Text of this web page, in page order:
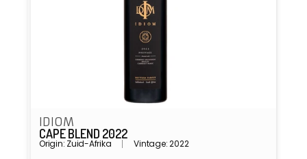
IDIOM
CAPE BLEND 2022
Origin: Zuid-Afrika Vintage: 2022